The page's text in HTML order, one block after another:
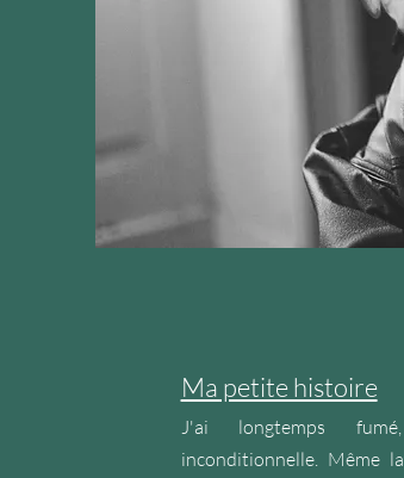
Ma petite histoire
J'ai longtemps
inconditionnelle. Même